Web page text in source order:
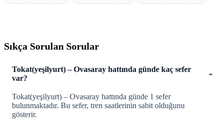
Sıkça Sorulan Sorular
Tokat(yeşilyurt) – Ovasaray hattında günde kaç sefer
var?
Tokat(yeşilyurt) – Ovasaray hattında günde 1 sefer
bulunmaktadır. Bu sefer, tren saatlerinin sabit olduğunu
gösterir.